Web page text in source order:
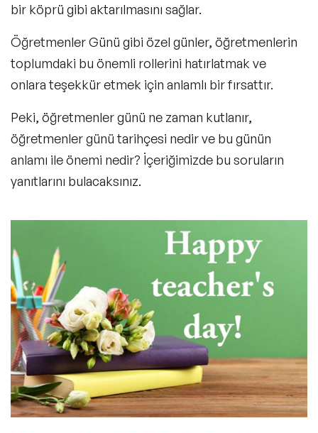
bir köprü gibi aktarılmasını sağlar.
Öğretmenler Günü gibi özel günler, öğretmenlerin
toplumdaki bu önemli rollerini hatırlatmak ve
onlara teşekkür etmek için anlamlı bir fırsattır.
Peki, öğretmenler günü ne zaman kutlanır,
öğretmenler günü tarihçesi nedir ve bu günün
anlamı ile önemi nedir? İçeriğimizde bu soruların
yanıtlarını bulacaksınız.